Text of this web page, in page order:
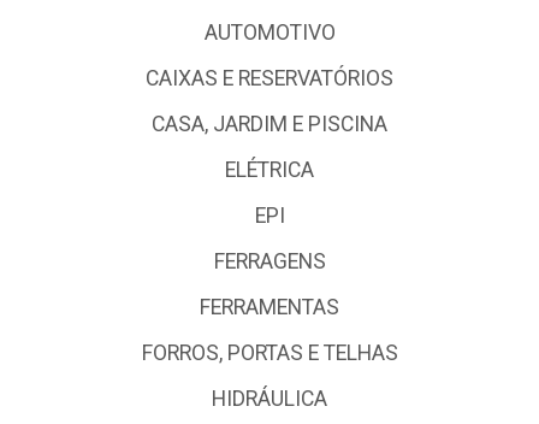
AUTOMOTIVO
CAIXAS E RESERVATÓRIOS
CASA, JARDIM E PISCINA
ELÉTRICA
EPI
FERRAGENS
FERRAMENTAS
FORROS, PORTAS E TELHAS
HIDRÁULICA